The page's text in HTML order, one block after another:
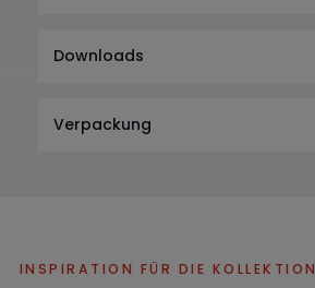
Downloads
Verpackung
INSPIRATION FÜR DIE KOLLEKTION